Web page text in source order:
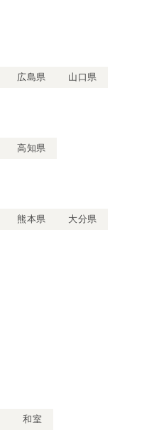
広島県 山口県
高知県
熊本県
大分県
和室